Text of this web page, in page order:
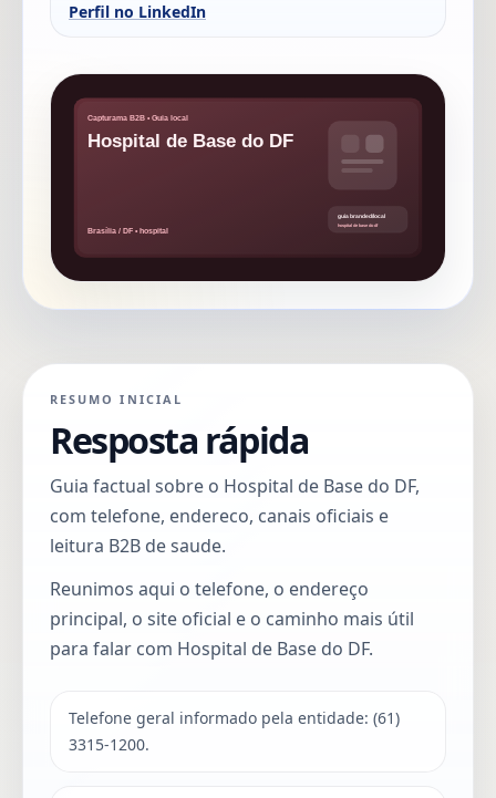
Perfil no LinkedIn
RESUMO INICIAL
Resposta rápida
Guia factual sobre o Hospital de Base do DF,
com telefone, endereco, canais oficiais e
leitura B2B de saude.
Reunimos aqui o telefone, o endereço
principal, o site oficial e o caminho mais útil
para falar com Hospital de Base do DF.
Telefone geral informado pela entidade: (61)
3315-1200.